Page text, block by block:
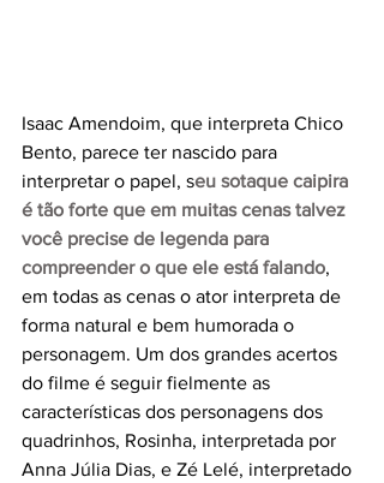
Isaac Amendoim, que interpreta Chico
Bento, parece ter nascido para
interpretar o papel, seu sotaque caipira
é tão forte que em muitas cenas talvez
você precise de legenda para
compreender o que ele está falando,
em todas as cenas o ator interpreta de
forma natural e bem humorada o
personagem. Um dos grandes acertos
do filme é seguir fielmente as
características dos personagens dos
quadrinhos, Rosinha, interpretada por
Anna Júlia Dias, e Zé Lelé, interpretado